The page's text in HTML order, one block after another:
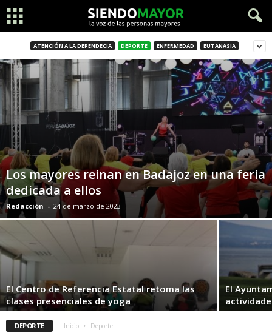
ATENCIÓN A LA DEPENDECIA DEPORTE ENFERMEDAD EUTANASIA
Los mayores reinan en Badajoz en una feria
dedicada a ellos
Redacción - 24 de marzo de 2023
El Centro de Referencia Estatal retoma las
clases presenciales de yoga
El
DEPORTE Inicio Deporte